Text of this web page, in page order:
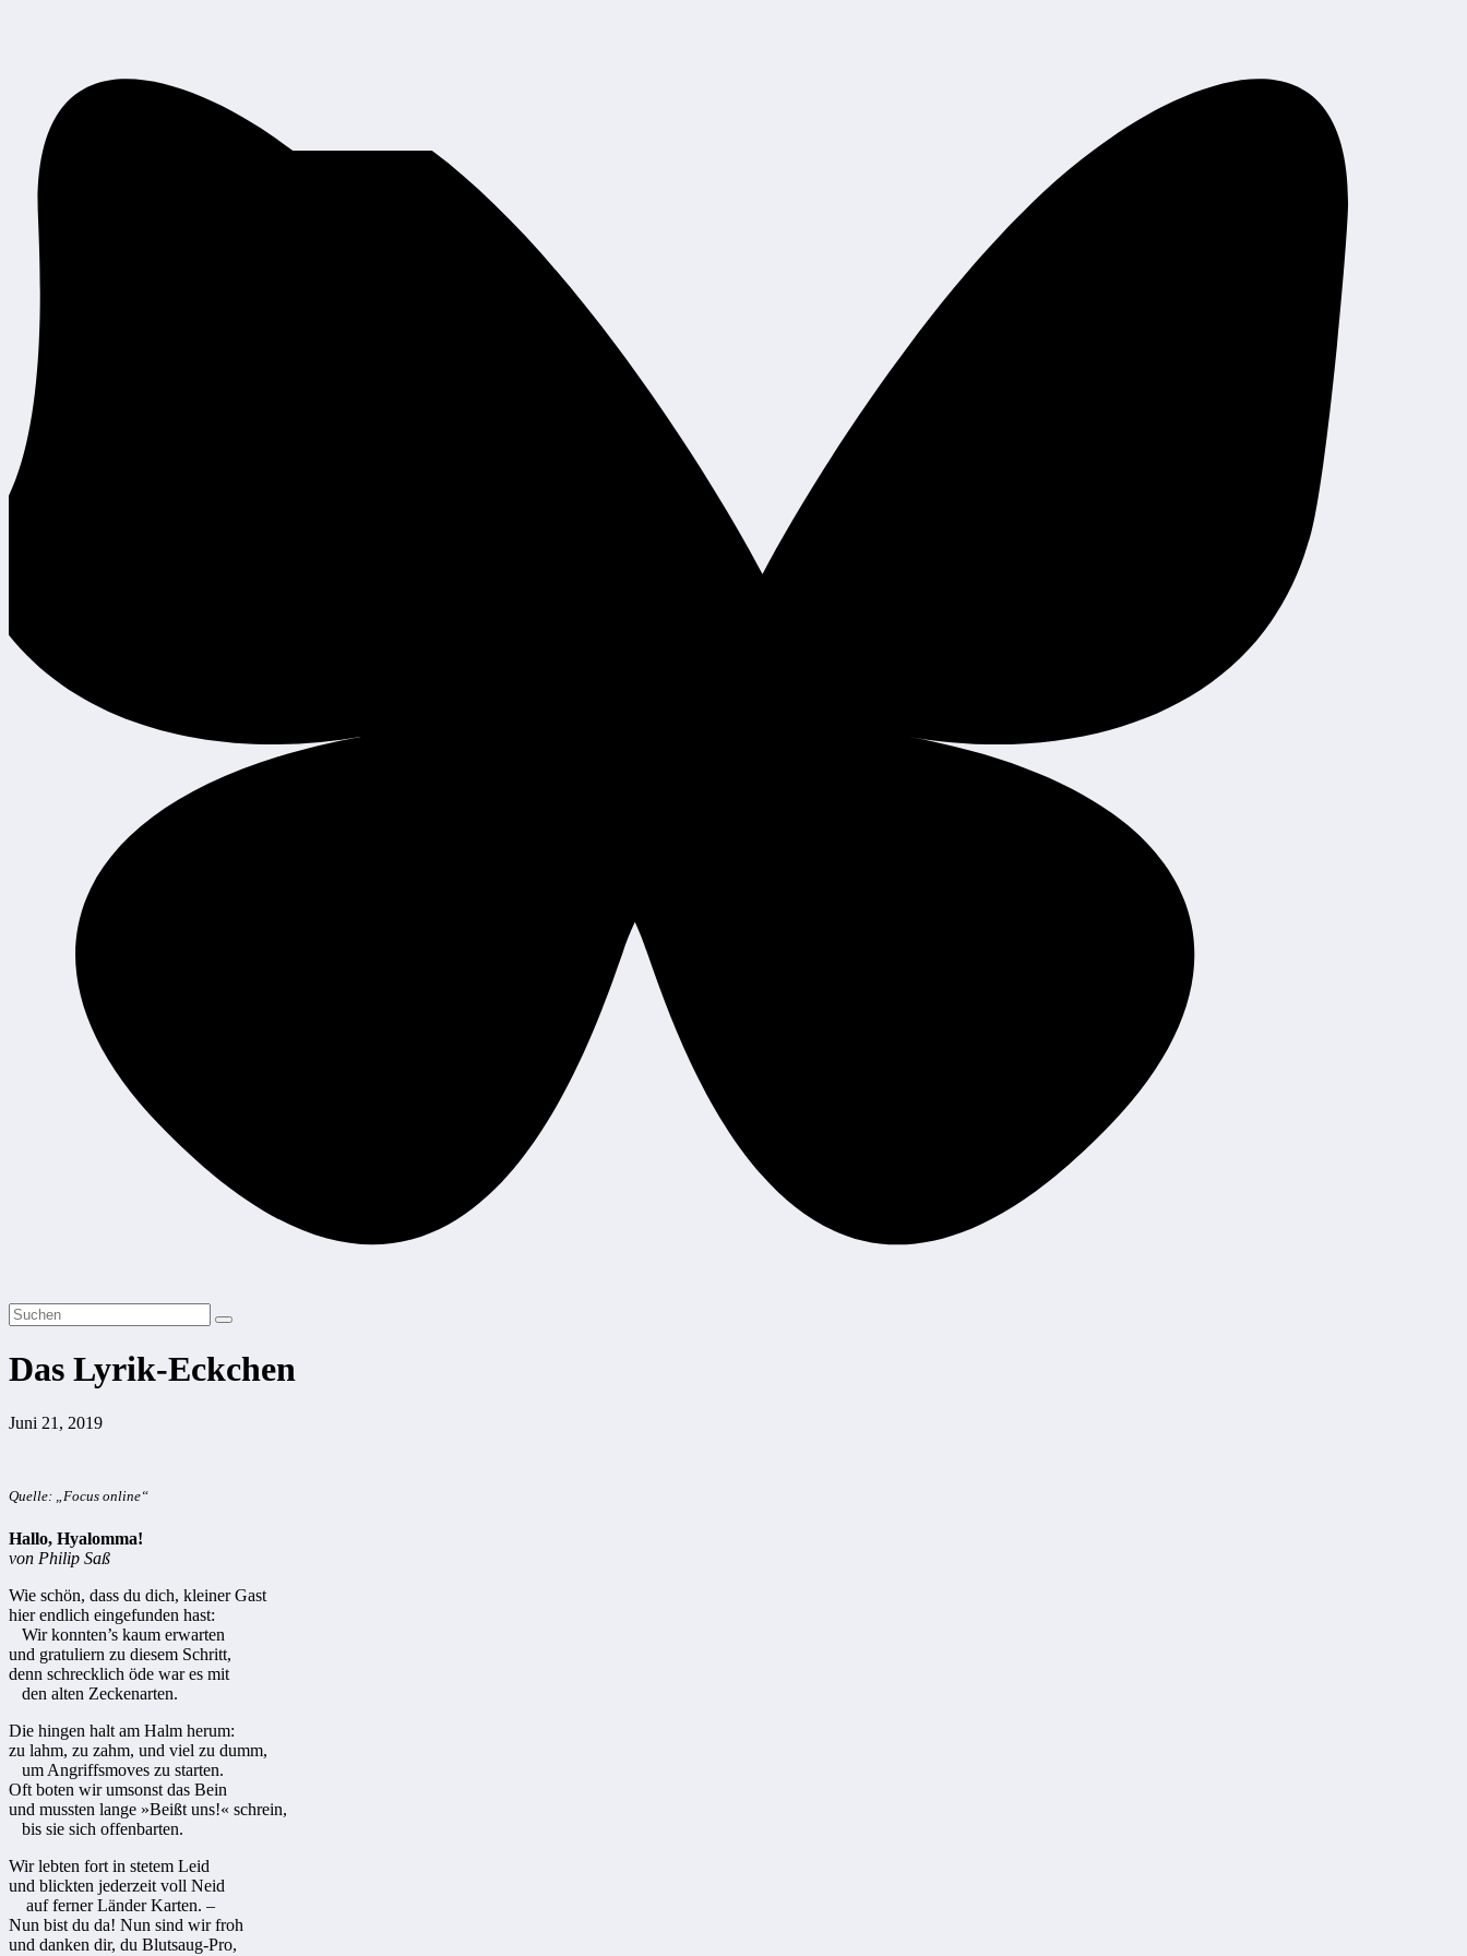
Das Lyrik-Eckchen
Juni 21, 2019
Quelle: „Focus online“
Hallo, Hyalomma!
von Philip Saß
Wie schön, dass du dich, kleiner Gast
hier endlich eingefunden hast:
Wir konnten’s kaum erwarten
und gratuliern zu diesem Schritt,
denn schrecklich öde war es mit
den alten Zeckenarten.
Die hingen halt am Halm herum:
zu lahm, zu zahm, und viel zu dumm,
um Angriffsmoves zu starten.
Oft boten wir umsonst das Bein
und mussten lange »Beißt uns!« schrein,
bis sie sich offenbarten.
Wir lebten fort in stetem Leid
und blickten jederzeit voll Neid
auf ferner Länder Karten. –
Nun bist du da! Nun sind wir froh
und danken dir, du Blutsaug-Pro,